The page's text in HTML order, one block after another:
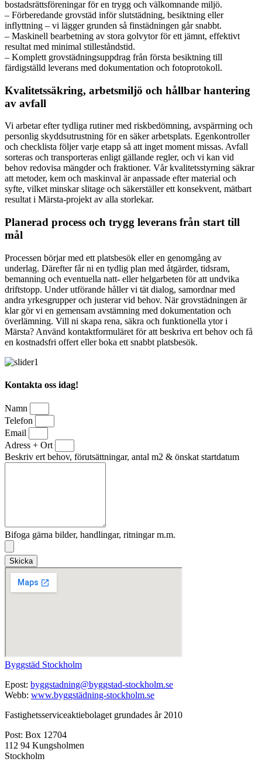
bostadsrättsföreningar för en trygg och välkomnande miljö.
– Förberedande grovstäd inför slutstädning, besiktning eller
inflyttning – vi lägger grunden så finstädningen går snabbt.
– Maskinell bearbetning av stora golvytor för ett jämnt, effektivt
resultat med minimal stilleståndstid.
– Komplett grovstädningsuppdrag från första besiktning till
färdigställd leverans med dokumentation och fotoprotokoll.
Kvalitetssäkring, arbetsmiljö och hållbar hantering
av avfall
Vi arbetar efter tydliga rutiner med riskbedömning, avspärrning och
personlig skyddsutrustning för en säker arbetsplats. Egenkontroller
och checklista följer varje etapp så att inget moment missas. Avfall
sorteras och transporteras enligt gällande regler, och vi kan vid
behov redovisa mängder och fraktioner. Vår kvalitetsstyrning säkrar
att metoder, kem och maskinval är anpassade efter material och
syfte, vilket minskar slitage och säkerställer ett konsekvent, mätbart
resultat i Märsta-projekt av alla storlekar.
Planerad process och trygg leverans från start till
mål
Processen börjar med ett platsbesök eller en genomgång av
underlag. Därefter får ni en tydlig plan med åtgärder, tidsram,
bemanning och eventuella natt- eller helgarbeten för att undvika
driftstopp. Under utförande håller vi tät dialog, samordnar med
andra yrkesgrupper och justerar vid behov. När grovstädningen är
klar gör vi en gemensam avstämning med dokumentation och
överlämning. Vill ni skapa rena, säkra och funktionella ytor i
Märsta? Använd kontaktformuläret för att beskriva ert behov och få
en kostnadsfri offert eller boka ett snabbt platsbesök.
Kontakta oss idag!
Namn
Telefon
Email
Adress + Ort
Beskriv ert behov, förutsättningar, antal m2 & önskat startdatum
Bifoga gärna bilder, handlingar, ritningar m.m.
Skicka
Byggstäd Stockholm
Epost: byggstadning@byggstad-stockholm.se
Webb: www.byggstädning-stockholm.se
Fastighetsserviceaktiebolaget grundades år 2010
Post: Box 12704
112 94 Kungsholmen
Stockholm